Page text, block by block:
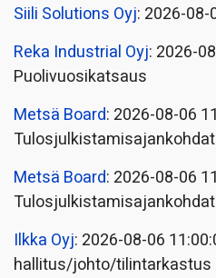
Siili Solutions Oyj: 2026-
Reka Industrial Oyj: 2026-
Puolivuosikatsaus
Metsä Board: 2026-08-06
Tulosjulkistamisajankohdat
Metsä Board: 2026-08-06
Tulosjulkistamisajankohdat
Ilkka Oyj: 2026-08-06
hallitus/johto/tilintarkastus